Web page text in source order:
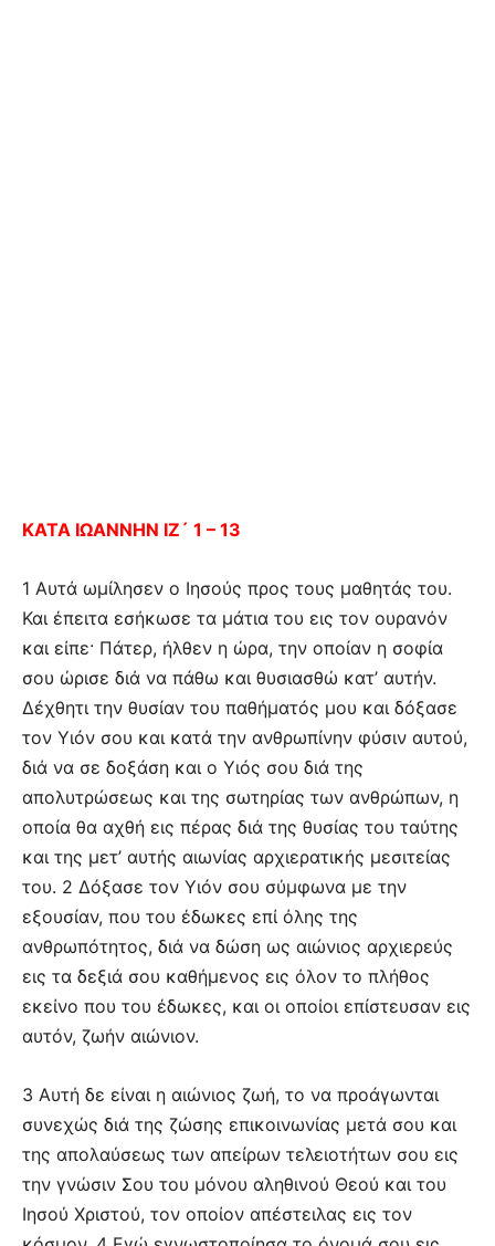
ΚΑΤΑ ΙΩΑΝΝΗΝ ΙΖ´ 1 – 13
1 Αυτά ωμίλησεν ο Ιησούς προς τους μαθητάς του.
Και έπειτα εσήκωσε τα μάτια του εις τον ουρανόν
και είπε· Πάτερ, ήλθεν η ώρα, την οποίαν η σοφία
σου ώρισε διά να πάθω και θυσιασθώ κατ’ αυτήν.
Δέχθητι την θυσίαν του παθήματός μου και δόξασε
τον Υιόν σου και κατά την ανθρωπίνην φύσιν αυτού,
διά να σε δοξάση και ο Υιός σου διά της
απολυτρώσεως και της σωτηρίας των ανθρώπων, η
οποία θα αχθή εις πέρας διά της θυσίας του ταύτης
και της μετ’ αυτής αιωνίας αρχιερατικής μεσιτείας
του. 2 Δόξασε τον Υιόν σου σύμφωνα με την
εξουσίαν, που του έδωκες επί όλης της
ανθρωπότητος, διά να δώση ως αιώνιος αρχιερεύς
εις τα δεξιά σου καθήμενος εις όλον το πλήθος
εκείνο που του έδωκες, και οι οποίοι επίστευσαν εις
αυτόν, ζωήν αιώνιον.
3 Αυτή δε είναι η αιώνιος ζωή, το να προάγωνται
συνεχώς διά της ζώσης επικοινωνίας μετά σου και
της απολαύσεως των απείρων τελειοτήτων σου εις
την γνώσιν Σου του μόνου αληθινού Θεού και του
Ιησού Χριστού, τον οποίον απέστειλας εις τον